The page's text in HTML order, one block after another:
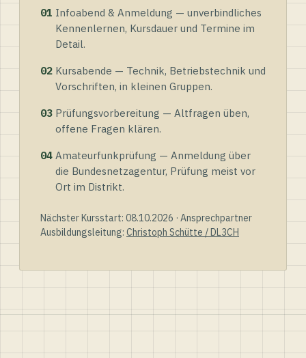
01 Infoabend & Anmeldung — unverbindliches
Kennenlernen, Kursdauer und Termine im
Detail.
02 Kursabende — Technik, Betriebstechnik und
Vorschriften, in kleinen Gruppen.
03 Prüfungsvorbereitung — Altfragen üben,
offene Fragen klären.
04 Amateurfunkprüfung — Anmeldung über
die Bundesnetzagentur, Prüfung meist vor
Ort im Distrikt.
Nächster Kursstart: 08.10.2026 · Ansprechpartner
Ausbildungsleitung: Christoph Schütte / DL3CH